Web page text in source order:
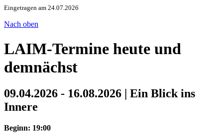
Eingetragen am 24.07.2026
Nach oben
LAIM-Termine heute und
demnächst
09.04.2026 - 16.08.2026 | Ein Blick ins
Innere
Beginn: 19:00